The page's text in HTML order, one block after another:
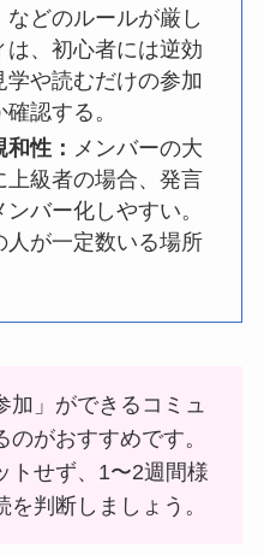
どのルールが厳し
、初心者には逆効
や読むだけの参加
認する。
性： メンバーの大
級者の場合、発言
バー化しやすい。
人が一定数いる場所
加」ができるコミュ
がおすすめです。
トせず、1〜2週間様
判断しましょう。